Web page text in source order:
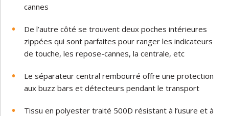
cannes
De l’autre côté se trouvent deux poches intérieures
zippées qui sont parfaites pour ranger les indicateurs
de touche, les repose-cannes, la centrale, etc
Le séparateur central rembourré offre une protection
aux buzz bars et détecteurs pendant le transport
Tissu en polyester traité 500D résistant à l’usure et à